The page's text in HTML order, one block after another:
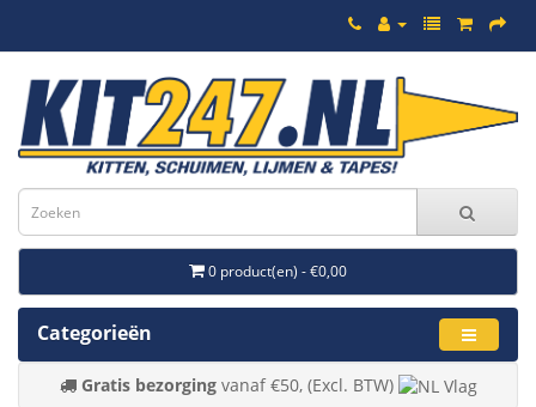
0 product(en) - €0,00
Categorieën
Gratis bezorgingvanaf €50, (Excl. BTW)